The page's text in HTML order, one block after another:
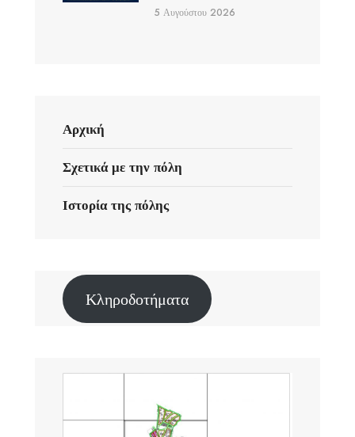
5 Αυγούστου 2026
Αρχική
Σχετικά με την πόλη
Ιστορία της πόλης
Κληροδοτήματα